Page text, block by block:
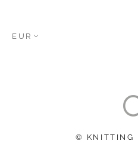
EUR
© KNITTING